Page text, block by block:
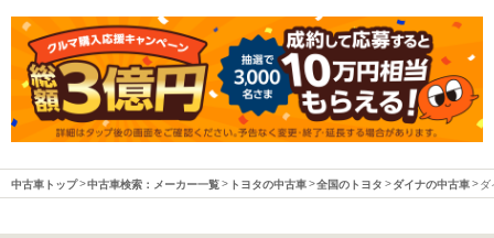
中古車トップ 中古車検索：メーカー一覧 トヨタの中古車 全国のトヨタ ダイナの中古車 ダ